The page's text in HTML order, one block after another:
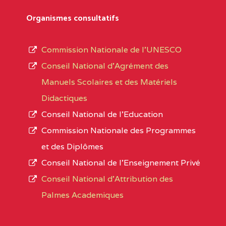
Noms
Localité
Région Noms
ADAMAOUA
ADAMAOUA
INSTITUT POLYVALENT
PINTADES BP :
L’offre d’éducation del’Enseignement
d’immatriculation du mois de septembre
suit :
1950 établissements publics
895 CES dont 86 Bilingues
1055 Lycées dont 351 Bilingues
72 établissements avec section bilingue
1358 établissements privés
Organismes consultatifs
Commission Nationale de l’UNESCO
Conseil National d’Agrément des
Manuels Scolaires et des Matériels
Didactiques
Conseil National de l’Education
Commission Nationale des Programmes
et des Diplômes
Conseil National de l’Enseignement Privé
Conseil National d'Attribution des
Palmes Academiques